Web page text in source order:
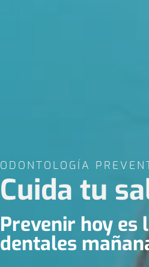
ODONTOLOGÍA
Cuida tu
Prevenir hoy
dentales